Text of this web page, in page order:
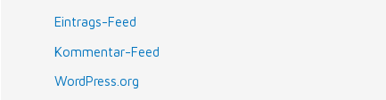
Eintrags-Feed
Kommentar-Feed
WordPress.org